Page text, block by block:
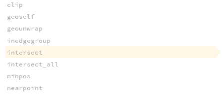
clip
geoself
geounwrap
inedgegroup
intersect
intersect_all
minpos
nearpoint